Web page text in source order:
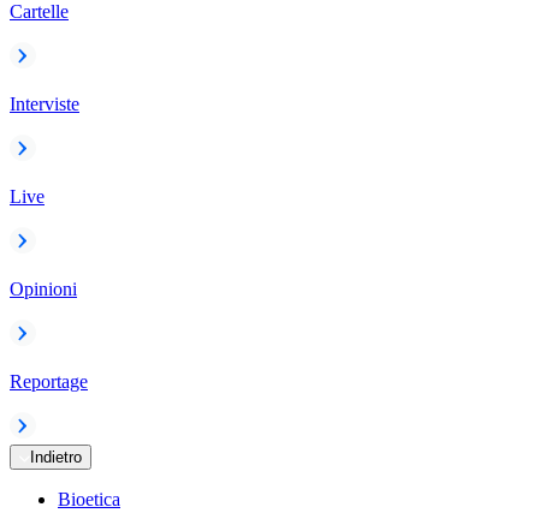
Cartelle
Interviste
Live
Opinioni
Reportage
Indietro
Bioetica